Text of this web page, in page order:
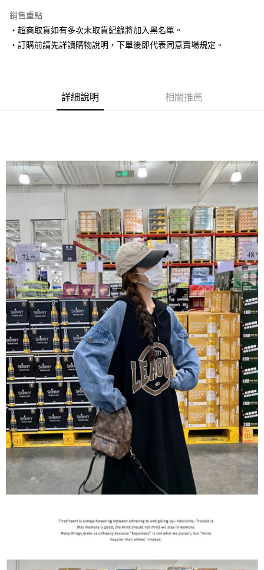
Apple Pay
街口支付
便利好安心！
１．簡單：不需註冊會員、不需綁卡、不需儲值。
２．便利：只要手機號碼，簡訊認證，即可結帳。
３．安心：先確認商品／服務後，再付款。
【「AFTEE先享後付」結帳流程】
１．於結帳方式選擇「AFTEE先享後付」後，將跳轉至「AFTEE先享後付」
結帳頁面，進行簡訊認證並確認金額後，即可完成結帳。
２．訂單成立數日內，您將收到繳費通知簡訊。
３．收到繳費通知簡訊後14天內，點擊此簡訊中的連結，可透過四大超商／
ATM／網路銀行／等多元方式進行付款，方視為交易完成。
※ 請注意：結帳手續完成當下不需立刻繳費，但若您需要取消訂單，請聯絡
購買商品的店家。未經商家同意取消之訂單仍視為有效，需透過AFTEE先享
後付繳納相關費用。
※ 交易是否成功請以「AFTEE先享後付 」之結帳頁面顯示為準，若有關於
是否繳費成功／繳費後需取消欲退款等相關疑問，請聯繫「AFTEE先享後付
客戶支援中心」 https://netprotections.freshdesk.com/support/home
【注意事項】
１．透過由恩沛科技股份有限公司提供之「AFTEE先享後付」服務完成之交
易，需依本服務之必要範圍內提供個人資料，並將交易相關給付款項請求債
權轉讓予恩沛科技股份有限公司。
２．關於個人資料處理事宜，請瀏覽以下網址：
https://aftee.tw/terms/#terms3
３．未成年的使用者請事先徵得法定代理人或監護人之同意方可使用
「AFTEE先享後付」，若未經同意申辦者引起之損失，本公司不負相關責
任。
４．使用「AFTEE先享後付」時，將依據個別帳號之用戶狀況，依本公司即
時審查核予不同之上限額度；若仍有額度不足之情形，本公司將視審查結果
請求用戶進行身份認證。
５．嚴禁一人註冊多個帳號或使用他人資訊註冊。若發現惡意使用之情形，
恩沛科技股份有限公司將有權停止該用戶之使用額度並採取法律行動。
運送方式
每筆NT$80，滿NT$1,500(含以上)免運費
付款後全家取貨
每筆NT$80，滿NT$1,500(含以上)免運費
萊爾富取貨付款
每筆NT$80，滿NT$1,500(含以上)免運費
付款後萊爾富取貨
每筆NT$80，滿NT$1,500(含以上)免運費
離島取貨加價40
每筆NT$80，滿NT$1,500(含以上)免運費
付款後7-11取貨
每筆NT$80，滿NT$1,500(含以上)免運費
宅配
每筆NT$100，滿NT$1,500(含以上)免運費
海外宅配 查看運費
銷售重點
‧超商取貨如有多次未取貨紀錄將加入黑名單。
‧訂購前請先詳讀購物說明，下單後即代表同意賣場規定。
詳細說明 相關推薦